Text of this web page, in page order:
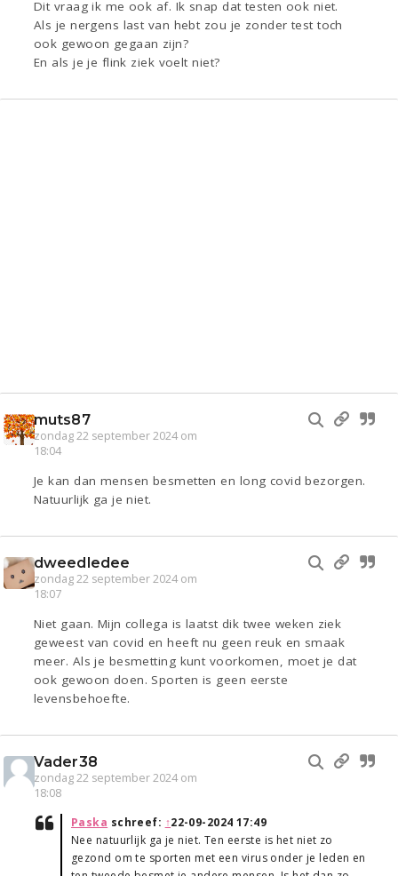
Dit vraag ik me ook af. Ik snap dat testen ook niet.
Als je nergens last van hebt zou je zonder test toch
ook gewoon gegaan zijn?
En als je je flink ziek voelt niet?
muts87
zondag 22 september 2024 om
18:04
Je kan dan mensen besmetten en long covid bezorgen.
Natuurlijk ga je niet.
dweedledee
zondag 22 september 2024 om
18:07
Niet gaan. Mijn collega is laatst dik twee weken ziek
geweest van covid en heeft nu geen reuk en smaak
meer. Als je besmetting kunt voorkomen, moet je dat
ook gewoon doen. Sporten is geen eerste
levensbehoefte.
Vader38
zondag 22 september 2024 om
18:08
Paska schreef: ↑22-09-2024 17:49
Nee natuurlijk ga je niet. Ten eerste is het niet zo
gezond om te sporten met een virus onder je leden en